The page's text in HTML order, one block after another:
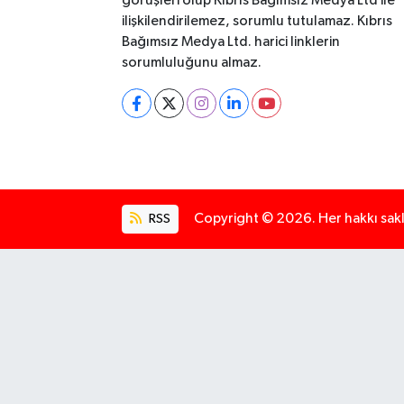
ilişkilendirilemez, sorumlu tutulamaz. Kıbrıs
Bağımsız Medya Ltd. harici linklerin
sorumluluğunu almaz.
RSS Copyright © 2026. Her hakkı